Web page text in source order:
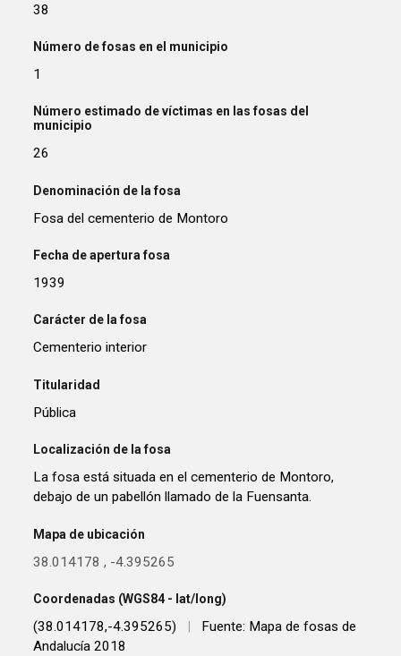
38
Número de fosas en el municipio
1
Número estimado de víctimas en las fosas del
municipio
26
Denominación de la fosa
Fosa del cementerio de Montoro
Fecha de apertura fosa
1939
Carácter de la fosa
Cementerio interior
Titularidad
Pública
Localización de la fosa
La fosa está situada en el cementerio de Montoro,
debajo de un pabellón llamado de la Fuensanta.
Mapa de ubicación
38.014178 , -4.395265
Coordenadas (WGS84 - lat/long)
(38.014178,-4.395265) |
Fuente: Mapa de fosas de
Andalucía 2018